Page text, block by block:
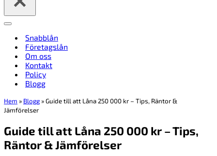
Navigeringsmeny
Snabblån
Företagslån
Om oss
Kontakt
Policy
Blogg
Hem » Blogg »Guide till att Låna 250 000 kr – Tips, Räntor &
Jämförelser
Guide till att Låna 250 000 kr – Tips,
Räntor & Jämförelser